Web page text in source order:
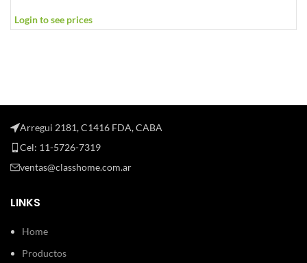
Login to see prices
Arregui 2181, C1416 FDA, CABA
Cel: 11-5726-7319
ventas@classhome.com.ar
LINKS
Home
Productos